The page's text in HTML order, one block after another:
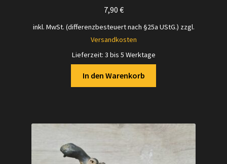
7,90 €
inkl. MwSt. (differenzbesteuert nach §25a UStG.) zzgl.
Versandkosten
Lieferzeit: 3 bis 5 Werktage
In den Warenkorb